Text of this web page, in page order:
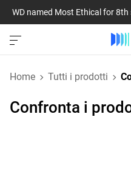
WD named Most Ethical for
Home Tutti i prodotti
Confronta i